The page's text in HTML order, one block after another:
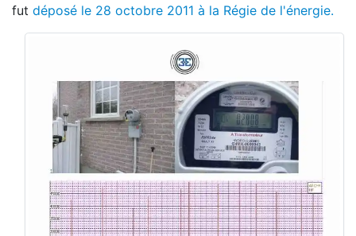
fut déposé le 28 octobre 2011 à la Régie de l'énergie.